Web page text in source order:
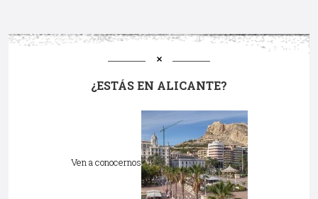
¿ESTÁS EN ALICANTE?
Ven a conocernos